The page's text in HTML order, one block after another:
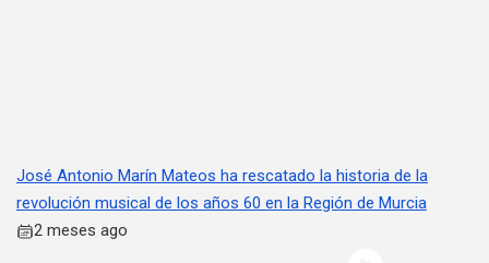
José Antonio Marín Mateos ha rescatado la historia de la
revolución musical de los años 60 en la Región de Murcia
2 meses ago